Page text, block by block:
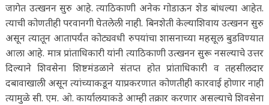
जागेत उत्खनन सुरु आहे. त्याठिकाणी अनेक गोडाऊन शेड बांधल्या आहेत.
त्याची कोणतीही परवानगी घेतलेली नाही. बिनशेती केल्याशिवाय उत्खनन सुरु
असून त्यातून आतापर्यंत कोट्यवधी रुपयांचा शासनाच्या महसूल बुडविण्यात
आला आहे. मात्र प्रांताधिकारी यांनी त्याठिकाणी उत्खनन सुरू नसल्याचे उत्तर
दिल्याने शिवसेना शिष्टमंडळाने संतप्त होत प्रांताधिकारी व तहसीलदार
दबावाखाली असून त्यांच्याकडून याप्रकरणात कोणतीही कारवाई होणार नाही
त्यामुळे सी. एम. ओ. कार्यालयाकडे आम्ही तक्रार करणार असल्याचे शिवसेना